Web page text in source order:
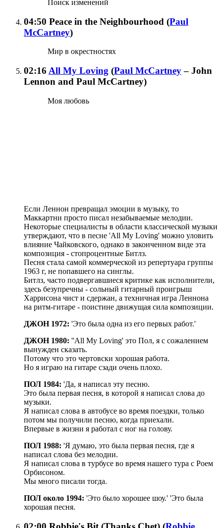
Поиск изменений
04:50 Peace in the Neighbourhood (Paul
McCartney)
Мир в окрестностях
02:16 All My Loving (Paul McCartney – John
Lennon and Paul McCartney)
Моя любовь
Если Леннон превращал эмоции в музыку, то
Маккартни просто писал незабываемые мелодии.
Некоторые специалисты в области классической музыки
утверждают, что в песне 'All My Loving' можно уловить
влияние Чайковского, однако в законченном виде эта
композиция - стопроцентные Битлз.
Песня стала самой коммерческой из репертуара группы
1963 г, не попавшего на синглы.
Битлз, часто подвергавшиеся критике как исполнители,
здесь безупречны - сольный гитарный проигрыш
Харрисона чист и сдержан, а техничная игра Леннона
на ритм-гитаре - поистине движущая сила композиции.
ДЖОН 1972: 'Это была одна из его первых работ.'
ДЖОН 1980: ''All My Loving' это Пол, я с сожалением
вынужден сказать.
Потому что это чертовски хорошая работа.
Но я играю на гитаре сзади очень плохо.
ПОЛ 1984: 'Да, я написал эту песню.
Это была первая песня, в которой я написал слова до
музыки.
Я написал слова в автобусе во время поездки, только
потом мы получили песню, когда приехали.
Впервые в жизни я работал с ног на голову.
ПОЛ 1988: 'Я думаю, это была первая песня, где я
написал слова без мелодии.
Я написал слова в турбусе во время нашего тура с Роем
Орбисоном.
Мы много писали тогда.
ПОЛ около 1994: 'Это было хорошее шоу.' 'Это была
хорошая песня.